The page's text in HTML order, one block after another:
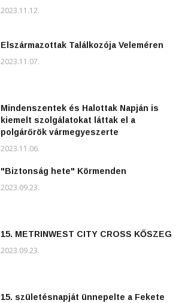
2023.11.12.
Elszármazottak Találkozója Veleméren
2023.11.07.
Mindenszentek és Halottak Napján is
kiemelt szolgálatokat láttak el a
polgárőrök vármegyeszerte
2023.11.06.
"Biztonság hete" Körmenden
2023.09.23.
15. METRINWEST CITY CROSS KŐSZEG
2023.09.23.
15. születésnapját ünnepelte a Fekete